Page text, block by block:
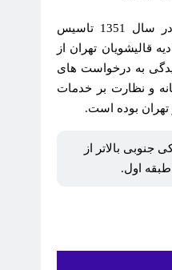
اتحادیه صنف قالیشویان تهران در سال 1351 تاسیس
قالیشویان تهران از
به درخواست های
و نظارت بر خدمات
بوده است.
جنوبی بالاتر از